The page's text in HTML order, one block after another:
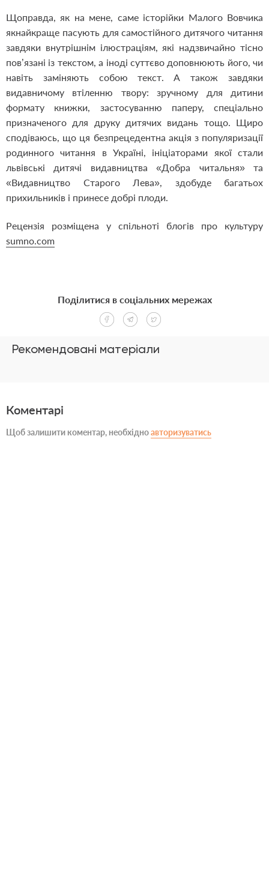
Щоправда, як на мене, саме історійки Малого Вовчика
якнайкраще пасують для самостійного дитячого читання
завдяки внутрішнім ілюстраціям, які надзвичайно тісно
пов’язані із текстом, а іноді суттєво доповнюють його, чи
навіть заміняють собою текст. А також завдяки
видавничому втіленню твору: зручному для дитини
формату книжки, застосуванню паперу, спеціально
призначеного для друку дитячих видань тощо. Щиро
сподіваюсь, що ця безпрецедентна акція з популяризації
родинного читання в Україні, ініціаторами якої стали
львівські дитячі видавництва «Добра читальня» та
«Видавництво Старого Лева», здобуде багатьох
прихильників і принесе добрі плоди.
Рецензія розміщена у спільноті блогів про культуру
sumno.com
Рекомендовані матеріали
Поділитися в соціальних мережах
Коментарі
Щоб залишити коментар, необхідноавторизуватись